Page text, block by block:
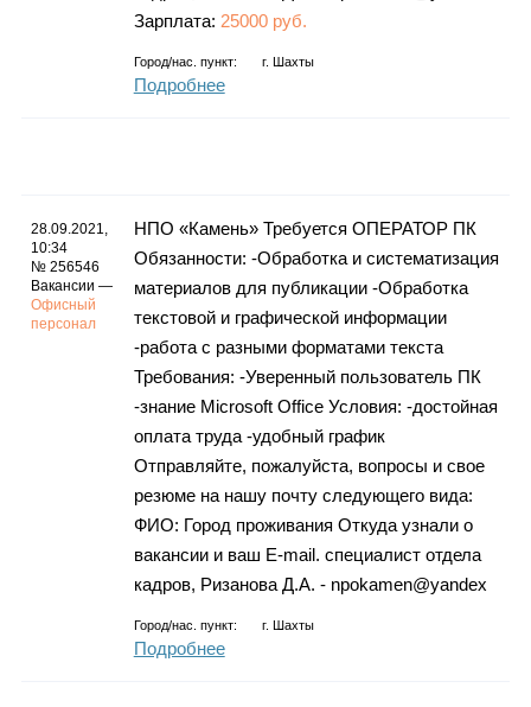
Зарплата: 25000 руб.
Город/нас. пункт: г. Шахты
Подробнее
28.09.2021,
10:34
№ 256546
Вакансии —
Офисный
персонал
НПО «Камень» Требуется ОПЕРАТОР ПК
Обязанности: -Обработка и систематизация
материалов для публикации -Обработка
текстовой и графической информации
-работа с разными форматами текста
Требования: -Уверенный пользователь ПК
-знание Microsoft Office Условия: -достойная
оплата труда -удобный график
Отправляйте, пожалуйста, вопросы и свое
резюме на нашу почту следующего вида:
ФИО: Город проживания Откуда узнали о
вакансии и ваш E-mail. специалист отдела
кадров, Ризанова Д.А. - npokamen@yandex
Город/нас. пункт: г. Шахты
Подробнее